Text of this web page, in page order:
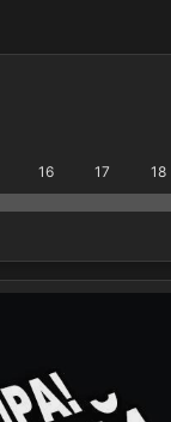
16 17 18